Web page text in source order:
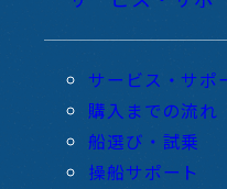
サービス・サポ
購入までの流れ
船選び・試乗
操船サポート